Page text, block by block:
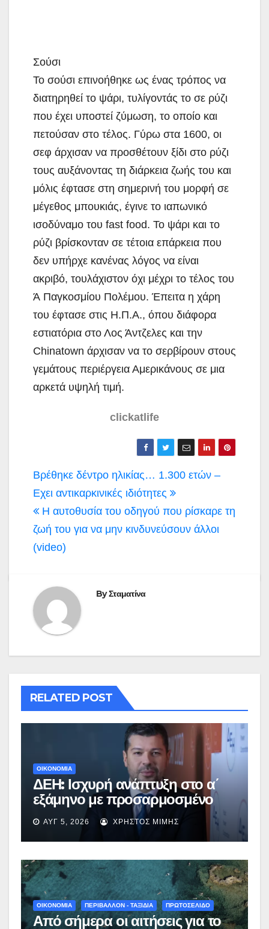
Σούσι
Το σούσι επινοήθηκε ως ένας τρόπος να
διατηρηθεί το ψάρι, τυλίγοντάς το σε ρύζι
που έχει υποστεί ζύμωση, το οποίο και
πετούσαν στο τέλος. Γύρω στα 1600, οι
σεφ άρχισαν να προσθέτουν ξίδι στο ρύζι
τους αυξάνοντας τη διάρκεια ζωής του και
μόλις έφτασε στη σημερινή του μορφή σε
μέγεθος μπουκιάς, έγινε το ιαπωνικό
ισοδύναμο του fast food. Το ψάρι και το
ρύζι βρίσκονταν σε τέτοια επάρκεια που
δεν υπήρχε κανένας λόγος να είναι
ακριβό, τουλάχιστον όχι μέχρι το τέλος του
Ά Παγκοσμίου Πολέμου. Έπειτα η χάρη
του έφτασε στις Η.Π.Α., όπου διάφορα
εστιατόρια στο Λος Άντζελες και την
Chinatown άρχισαν να το σερβίρουν στους
γεμάτους περιέργεια Αμερικάνους σε μια
αρκετά υψηλή τιμή.
clickatlife
Πλοήγηση
άρθρων
Βρέθηκε δέντρο ηλικίας… 1.300 ετών –
Εχει αντικαρκινικές ιδιότητες
Η αυτοθυσία του οδηγού που ρίσκαρε τη
ζωή του για να μην κινδυνεύσουν άλλοι
(video)
ByΣταματίνα
RELATED POST
ΟΙΚΟΝΟΜΙΑ
ΔΕΗ: Ισχυρή ανάπτυξη στο α΄
εξάμηνο με προσαρμοσμένο
EBITDA στα €1,2 δισ.
ΑΥΓ 5, 2026 ΧΡΉΣΤΟΣ ΜΊΜΗΣ
ΟΙΚΟΝΟΜΙΑ ΠΕΡΙΒΑΛΛΟΝ - ΤΑΞΙΔΙΑ ΠΡΩΤΟΣΕΛΙΔΟ
Από σήμερα οι αιτήσεις για το